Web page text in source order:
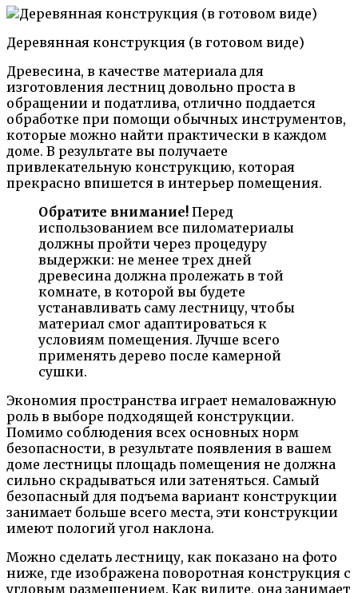
Деревянная конструкция (в готовом виде)
Древесина, в качестве материала для
изготовления лестниц довольно проста в
обращении и податлива, отлично поддается
обработке при помощи обычных инструментов,
которые можно найти практически в каждом
доме. В результате вы получаете
привлекательную конструкцию, которая
прекрасно впишется в интерьер помещения.
Обратите внимание! Перед
использованием все пиломатериалы
должны пройти через процедуру
выдержки: не менее трех дней
древесина должна пролежать в той
комнате, в которой вы будете
устанавливать саму лестницу, чтобы
материал смог адаптироваться к
условиям помещения. Лучше всего
применять дерево после камерной
сушки.
Экономия пространства играет немаловажную
роль в выборе подходящей конструкции.
Помимо соблюдения всех основных норм
безопасности, в результате появления в вашем
доме лестницы площадь помещения не должна
сильно скрадываться или затеняться. Самый
безопасный для подъема вариант конструкции
занимает больше всего места, эти конструкции
имеют пологий угол наклона.
Можно сделать лестницу, как показано на фото
ниже, где изображена поворотная конструкция с
угловым размещением. Как видите, она занимает